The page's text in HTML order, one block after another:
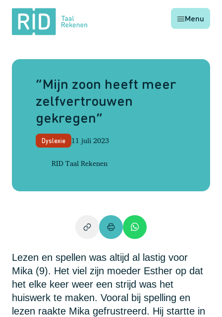
RID
Taal
Rekenen
Menu
“Mijn zoon heeft meer
zelfvertrouwen
gekregen”
Dyslexie
11 juli 2023
RID Taal Rekenen
Lezen en spellen was altijd al lastig voor
Mika (9). Het viel zijn moeder Esther op dat
het elke keer weer een strijd was het
huiswerk te maken. Vooral bij spelling en
lezen raakte Mika gefrustreerd. Hij startte in